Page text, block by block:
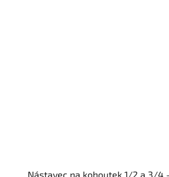
Nástavec na kohoutek 1/2 a 3/4